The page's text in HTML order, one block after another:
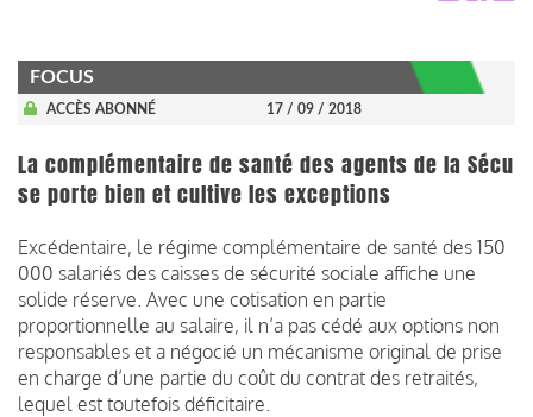
FOCUS
ACCÈS ABONNÉ 17 / 09 / 2018
La complémentaire de santé des agents de la Sécu
se porte bien et cultive les exceptions
Excédentaire, le régime complémentaire de santé des 150
000 salariés des caisses de sécurité sociale affiche une
solide réserve. Avec une cotisation en partie
proportionnelle au salaire, il n’a pas cédé aux options non
responsables et a négocié un mécanisme original de prise
en charge d’une partie du coût du contrat des retraités,
lequel est toutefois déficitaire.